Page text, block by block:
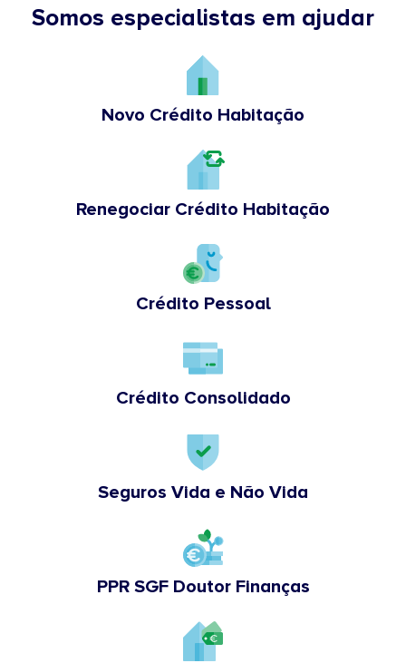
Somos especialistas em ajudar
Novo Crédito Habitação
Renegociar Crédito Habitação
Crédito Pessoal
Crédito Consolidado
Seguros Vida e Não Vida
PPR SGF Doutor Finanças